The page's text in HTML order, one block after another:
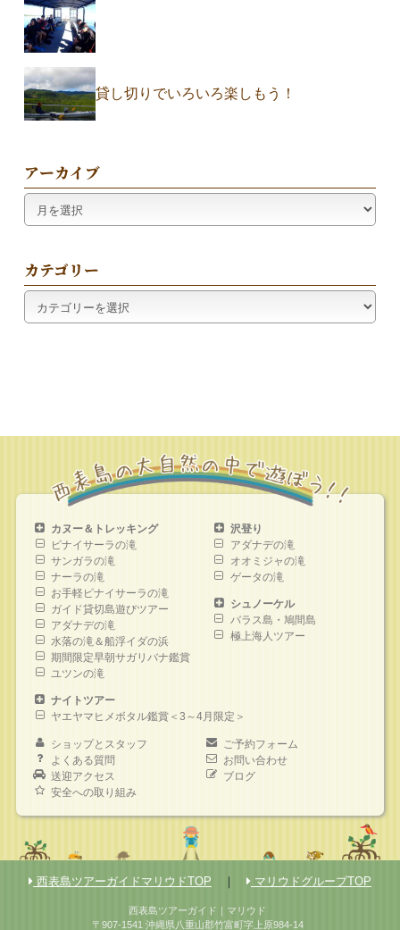
貸し切りでいろいろ楽しもう！
アーカイブ
ー
イ
ブ
カテゴリー
テ
カヌー＆トレッキング
ピナイサーラの滝
サンガラの滝
ナーラの滝
お手軽ピナイサーラの滝
ガイド貸切島遊びツアー
アダナデの滝
水落の滝＆船浮イダの浜
期間限定早朝サガリバナ鑑賞
ユツンの滝
沢登り
アダナデの滝
オオミジャの滝
ゲータの滝
シュノーケル
バラス島・鳩間島
極上海人ツアー
ナイトツアー
ヤエヤマヒメボタル鑑賞＜3～4月限定＞
ショップとスタッフ
よくある質問
送迎アクセス
安全への取り組み
ご予約フォーム
お問い合わせ
ブログ
西表島ツアーガイドマリウドTOP ｜ マリウドグループTOP
西表島ツアーガイド｜マリウド
〒907-1541 沖縄県八重山郡竹富町字上原984-14